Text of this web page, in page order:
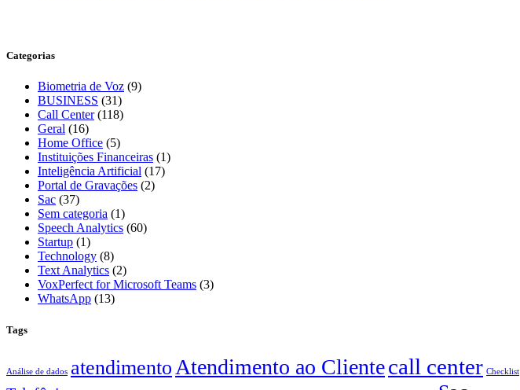
Categorias
Biometria de Voz (9)
BUSINESS (31)
Call Center (118)
Geral (16)
Home Office (5)
Instituições Financeiras (1)
Inteligência Artificial (17)
Portal de Gravações (2)
Sac (37)
Sem categoria (1)
Speech Analytics (60)
Startup (1)
Technology (8)
Text Analytics (2)
VoxPerfect for Microsoft Teams (3)
WhatsApp (13)
Tags
Análise de dados atendimento Atendimento ao Clientecall center Checklist